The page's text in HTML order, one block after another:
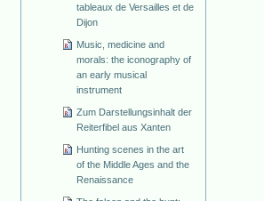
tableaux de Versailles et de
Dijon
Music, medicine and
morals: the iconography of
an early musical
instrument
Zum Darstellungsinhalt der
Reiterfibel aus Xanten
Hunting scenes in the art
of the Middle Ages and the
Renaissance